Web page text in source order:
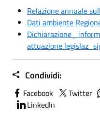
Relazione annuale
Dati ambiente
Dichiarazione_
attuazione
Condividi:
Facebook Twitter
LinkedIn